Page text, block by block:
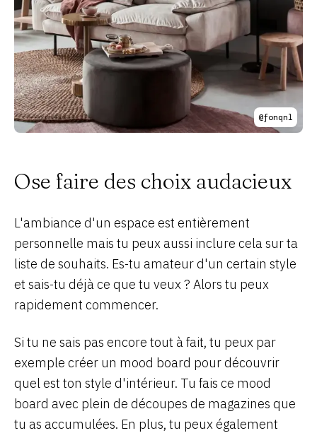
@fonqnl
Ose faire des choix audacieux
L'ambiance d'un espace est entièrement
personnelle mais tu peux aussi inclure cela sur ta
liste de souhaits. Es-tu amateur d'un certain style
et sais-tu déjà ce que tu veux ? Alors tu peux
rapidement commencer.
Si tu ne sais pas encore tout à fait, tu peux par
exemple créer un mood board pour découvrir
quel est ton style d'intérieur. Tu fais ce mood
board avec plein de découpes de magazines que
tu as accumulées. En plus, tu peux également